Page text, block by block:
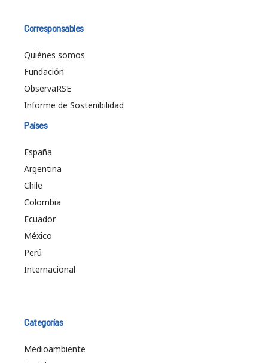
Corresponsables
Quiénes somos
Fundación
ObservaRSE
Informe de Sostenibilidad
Países
España
Argentina
Chile
Colombia
Ecuador
México
Perú
Internacional
Categorías
Medioambiente